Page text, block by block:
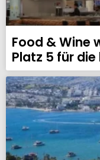
Food & Wine
Platz 5 für